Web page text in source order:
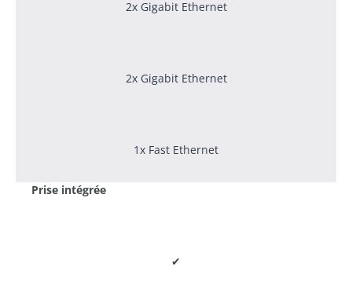
2x Gigabit Ethernet
2x Gigabit Ethernet
1x Fast Ethernet
Prise intégrée
✔